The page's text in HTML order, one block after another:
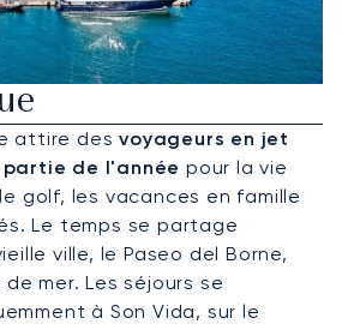
Privé Pour Palma
attire desvoyageurs en jet
de l'année pour la vie
golf, les vacances en famille
Le temps se partage
ville, le Paseo del Borne,
mer. Les séjours se
à Son Vida, sur le